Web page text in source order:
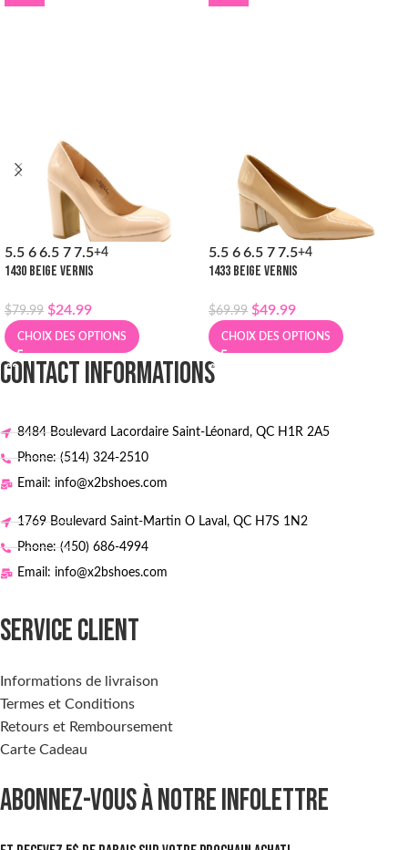
5.5 6 6.5 7 7.5+4
1430 BEIGE VERNIS
$79.99 $24.99
CHOIX DES OPTIONS
5.5 6 6.5 7 7.5+4
1433 BEIGE VERNIS
$69.99 $49.99
CHOIX DES OPTIONS
CONTACT INFORMATIONS
8484 Boulevard Lacordaire Saint-Léonard, QC H1R 2A5
Phone: (514) 324-2510
Email: info@x2bshoes.com
1769 Boulevard Saint-Martin O Laval, QC H7S 1N2
Phone: (450) 686-4994
Email: info@x2bshoes.com
SERVICE CLIENT
Informations de livraison
Termes et Conditions
Retours et Remboursement
Carte Cadeau
ABONNEZ-VOUS À NOTRE INFOLETTRE